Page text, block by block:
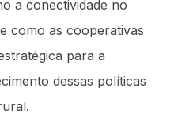
a conectividade no
como as cooperativas
para a
dessas políticas